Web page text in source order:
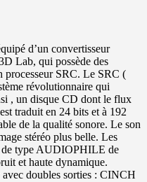
d’un convertisseur
Lab, qui possède des
processeur SRC. Le SRC (
révolutionnaire qui
, un disque CD dont le flux
traduit en 24 bits et à 192
de la qualité sonore. Le son
stéréo plus belle. Les
de type AUDIOPHILE de
et haute dynamique.
avec doubles sorties : CINCH